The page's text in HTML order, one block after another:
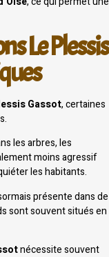
Le Plessis
Gassot, certaines
les arbres, les
moins agressif
les habitants.
présente dans de
sont souvent situés en
nécessite souvent